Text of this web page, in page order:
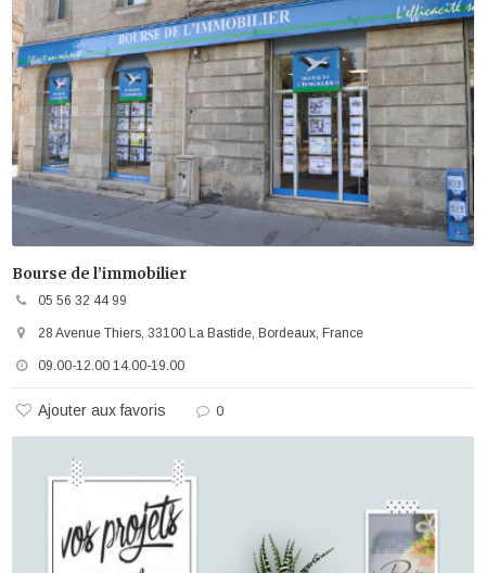
Bourse de l’immobilier
05 56 32 44 99
28 Avenue Thiers, 33100 La Bastide, Bordeaux, France
09.00-12.00 14.00-19.00
Ajouter aux favoris 0